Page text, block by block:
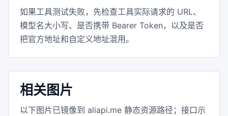
如果工具测试失败，先检查工具实际请求的 URL、
模型名大小写、是否携带 Bearer Token，以及是否
把官方地址和自定义地址混用。
相关图片
以下图片已镜像到 aliapi.me 静态资源路径；接口示